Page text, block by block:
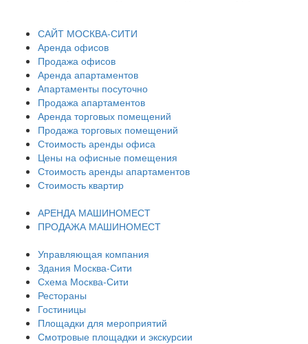
САЙТ МОСКВА-СИТИ
Аренда офисов
Продажа офисов
Аренда апартаментов
Апартаменты посуточно
Продажа апартаментов
Аренда торговых помещений
Продажа торговых помещений
Стоимость аренды офиса
Цены на офисные помещения
Стоимость аренды апартаментов
Стоимость квартир
АРЕНДА МАШИНОМЕСТ
ПРОДАЖА МАШИНОМЕСТ
Управляющая компания
Здания Москва-Сити
Схема Москва-Сити
Рестораны
Гостиницы
Площадки для мероприятий
Смотровые площадки и экскурсии